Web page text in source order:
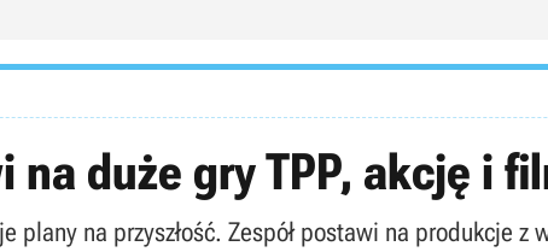
na duże gry TPP, akcję i
plany na przyszłość. Zespół postawi na produkcje z